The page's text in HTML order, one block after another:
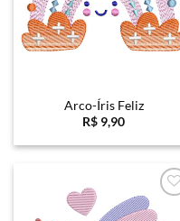
Arco-Íris Feliz
R$ 9,90
Favoritar